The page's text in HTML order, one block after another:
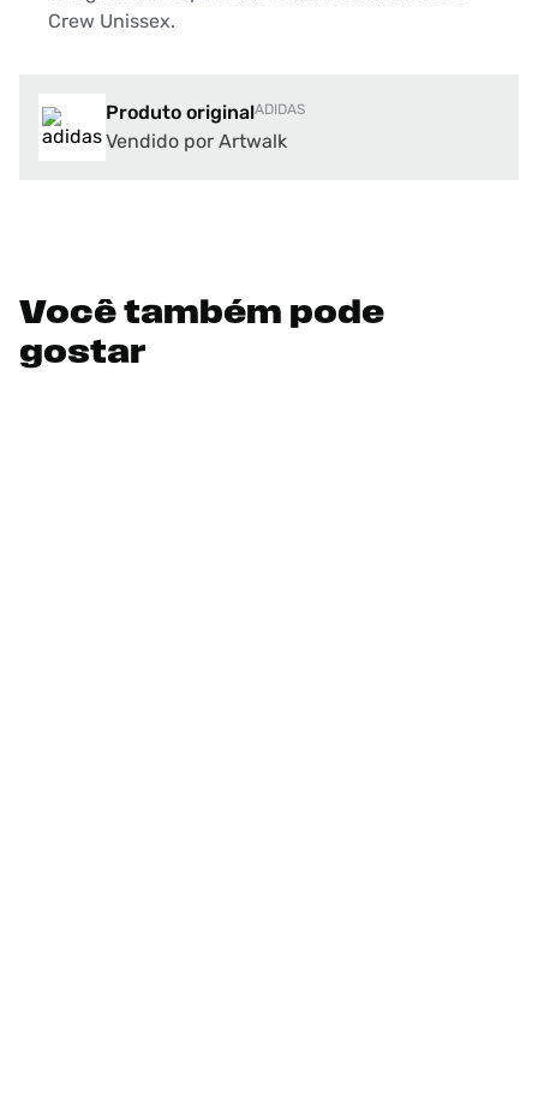
Crew Unissex.
Produto originalADIDAS
Vendido por Artwalk
Você também pode
gostar